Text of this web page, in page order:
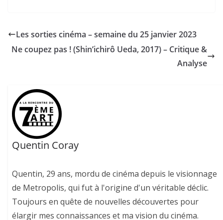
Les sorties cinéma – semaine du 25 janvier 2023
Ne coupez pas ! (Shin’ichirô Ueda, 2017) – Critique &
Analyse
Quentin Coray
Quentin, 29 ans, mordu de cinéma depuis le visionnage
de Metropolis, qui fut à l'origine d'un véritable déclic.
Toujours en quête de nouvelles découvertes pour
élargir mes connaissances et ma vision du cinéma.